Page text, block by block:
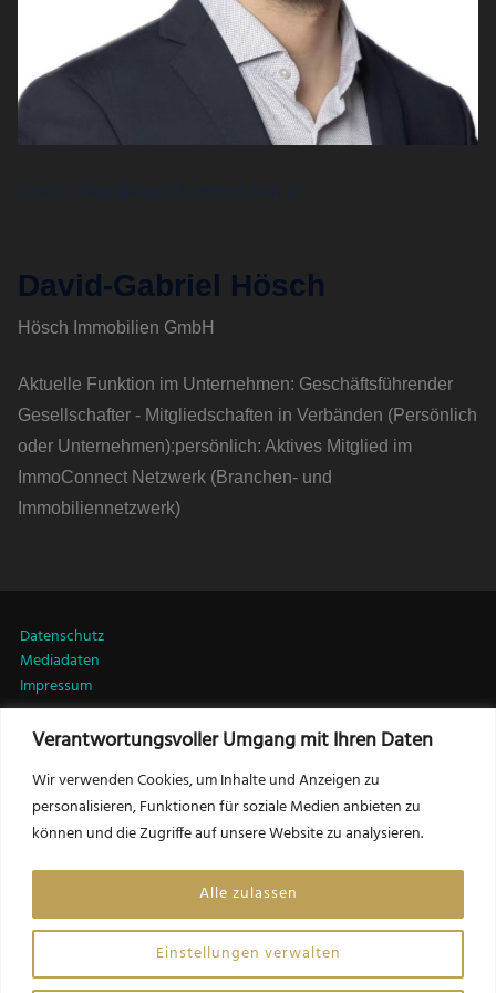
Verantwortungsvoller Umgang mit Ihren Daten
Wir verwenden Cookies, um Inhalte und Anzeigen zu
personalisieren, Funktionen für soziale Medien anbieten zu
können und die Zugriffe auf unsere Website zu analysieren.
Einstellungen verwalten
Alle zulassen
David-Gabriel Hösch
Hösch Immobilien GmbH
Aktuelle Funktion im Unternehmen: Geschäftsführender
Gesellschafter - Mitgliedschaften in Verbänden (Persönlich
oder Unternehmen):persönlich: Aktives Mitglied im
ImmoConnect Netzwerk (Branchen- und
Immobiliennetzwerk)
Datenschutz
Mediadaten
Impressum
LinkedIn
Friedrich Csörgits, MSc MRICS
Herausgeber LEADERSNET Immobilien
f.csoergits@leadersnet.com
Website by Opinion Leaders Network GmbH